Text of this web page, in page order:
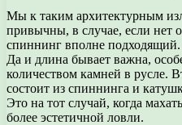
Мы к таким архитектурным
привычны, в случае, если нет
спиннинг вполне подходящий.
Да и длина бывает важна,
количеством камней в русле.
состоит из спиннинга и
Это на тот случай, когда
более эстетичной ловли.